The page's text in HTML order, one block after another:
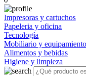
Impresoras y cartuchos
Papeleria y oficina
Tecnología
Mobiliario y equipamiento
Alimentos y bebidas
Higiene y limpieza